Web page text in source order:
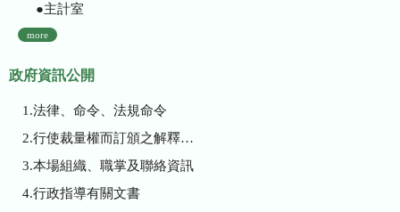
●主計室
more
政府資訊公開
1.法律、命令、法規命令
2.行使裁量權而訂頒之解釋性規定及裁量基準
3.本場組織、職掌及聯絡資訊
4.行政指導有關文書